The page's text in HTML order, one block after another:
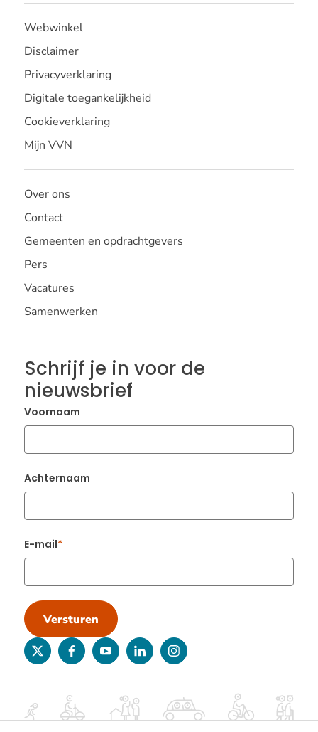
Webwinkel
Disclaimer
Privacyverklaring
Digitale toegankelijkheid
Cookieverklaring
Mijn VVN
Over ons
Contact
Gemeenten en opdrachtgevers
Pers
Vacatures
Samenwerken
Schrijf je in voor de
nieuwsbrief
Voornaam
Achternaam
E-mail
Versturen
twitterfacebookyoutubelinkedininstagram